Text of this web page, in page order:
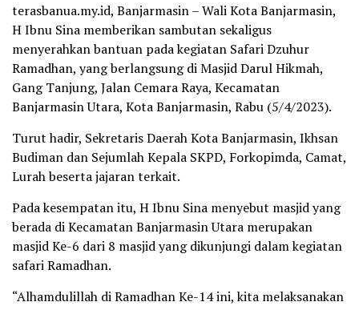
terasbanua.my.id, Banjarmasin – Wali Kota Banjarmasin,
H Ibnu Sina memberikan sambutan sekaligus
menyerahkan bantuan pada kegiatan Safari Dzuhur
Ramadhan, yang berlangsung di Masjid Darul Hikmah,
Gang Tanjung, Jalan Cemara Raya, Kecamatan
Banjarmasin Utara, Kota Banjarmasin, Rabu (5/4/2023).
Turut hadir, Sekretaris Daerah Kota Banjarmasin, Ikhsan
Budiman dan Sejumlah Kepala SKPD, Forkopimda, Camat,
Lurah beserta jajaran terkait.
Pada kesempatan itu, H Ibnu Sina menyebut masjid yang
berada di Kecamatan Banjarmasin Utara merupakan
masjid Ke-6 dari 8 masjid yang dikunjungi dalam kegiatan
safari Ramadhan.
“Alhamdulillah di Ramadhan Ke-14 ini, kita melaksanakan